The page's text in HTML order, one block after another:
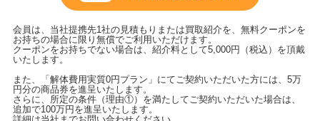
会員は、当社提携先1社の見積もりまたは買取紹介を、無料クーポンを
お持ちの場合に限り無償でご利用いただけます。
クーポンをお持ちでない場合は、紹介料として5,000円（税込）を頂戴
いたします。
また、「解体費用実質0円プラン」にてご契約いただいた方には、5万
円分の商品券を進呈いたします。
さらに、所定の条件（理由①）を満たしてご契約いただいた場合は、
追加で100万円を進呈いたします。